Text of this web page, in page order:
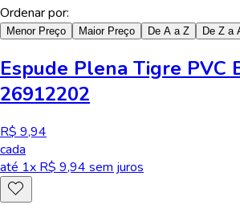
Ordenar por:
Menor Preço Maior Preço De A a Z De Z a
Espude Plena Tigre PVC
26912202
R$ 9,94
cada
até 1x R$ 9,94 sem juros